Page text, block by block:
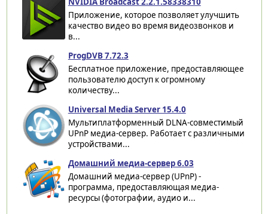
Приложение, которое позволяет улучшить
качество видео во время видеозвонков и
в...
ProgDVB 7.72.3
Бесплатное приложение, предоставляющее
пользователю доступ к огромному
количеству...
Universal Media Server 15.4.0
Мультиплатформенный DLNA-совместимый
UPnP медиа-сервер. Работает с различными
устройствами...
Домашний медиа-сервер 6.03
Домашний медиа-сервер (UPnP) -
программа, предоставляющая медиа-
ресурсы (фотографии, аудио и...